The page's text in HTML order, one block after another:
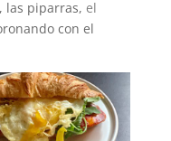
las piparras, el
con el